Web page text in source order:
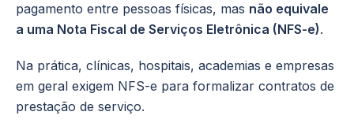
pagamento entre pessoas físicas, mas não equivale
a uma Nota Fiscal de Serviços Eletrônica (NFS-e).
Na prática, clínicas, hospitais, academias e empresas
em geral exigem NFS-e para formalizar contratos de
prestação de serviço.